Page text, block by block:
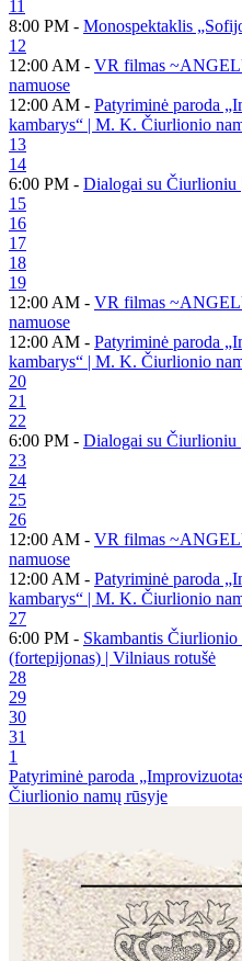
11
8:00 PM - Monospektaklis
12
12:00 AM - VR filmas
namuose
12:00 AM - Patyriminė paroda
kambarys“ | M. K. Čiurlionio
13
14
6:00 PM - Dialogai su Čiurlioniu
15
16
17
18
19
12:00 AM - VR filmas
namuose
12:00 AM - Patyriminė paroda
kambarys“ | M. K. Čiurlionio
20
21
22
6:00 PM - Dialogai su Čiurlioniu
23
24
25
26
12:00 AM - VR filmas
namuose
12:00 AM - Patyriminė paroda
kambarys“ | M. K. Čiurlionio
27
6:00 PM - Skambantis
(fortepijonas) | Vilniaus rotušė
28
29
30
31
1
Patyriminė paroda
Čiurlionio namų rūsyje